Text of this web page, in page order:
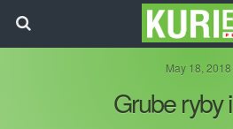
May 18, 2018
Grube ryby